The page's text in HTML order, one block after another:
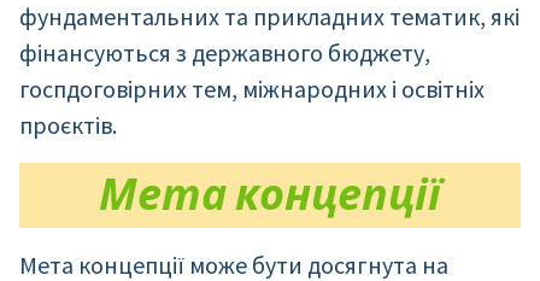
фундаментальних та прикладних тематик, які
фінансуються з державного бюджету,
госпдоговірних тем, міжнародних і освітніх
проєктів.
Мета концепції
Мета концепції може бути досягнута на